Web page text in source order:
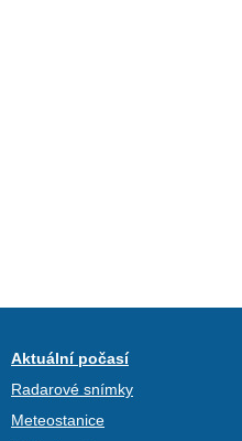
Aktuální počasí
Radarové snímky
Meteostanice